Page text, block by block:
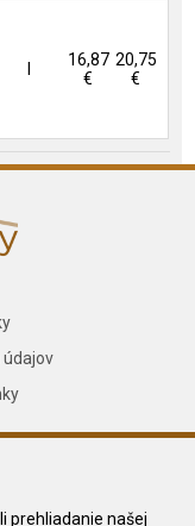
l
16,87
€
20,75
€
údajov
prehliadanie našej